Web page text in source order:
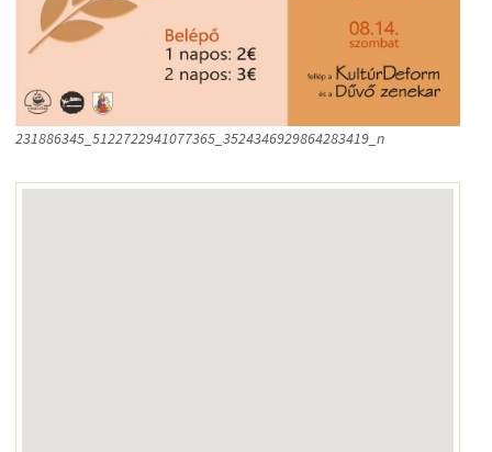
231886345_5122722941077365_3524346929864283419_n